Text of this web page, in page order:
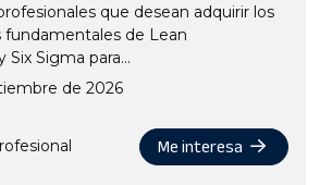
que desean adquirir los
de Lean
Sigma para...
de 2026
Me interesa